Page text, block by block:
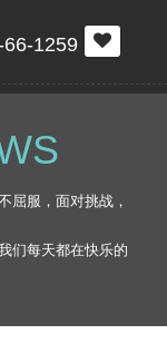
1259
屈服，面对挑战，
们每天都在快乐的